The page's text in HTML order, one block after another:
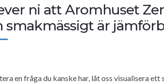
ni att Aromhuset
smakmässigt är
en fråga du kanske har, låt oss visualisera